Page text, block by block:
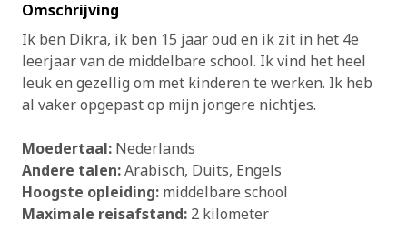
Omschrijving
Ik ben Dikra, ik ben 15 jaar oud en ik zit in het 4e
leerjaar van de middelbare school. Ik vind het heel
leuk en gezellig om met kinderen te werken. Ik heb
al vaker opgepast op mijn jongere nichtjes.
Moedertaal: Nederlands
Andere talen:Arabisch Duits Engels
Hoogste opleiding: middelbare school
Maximale reisafstand: 2 kilometer